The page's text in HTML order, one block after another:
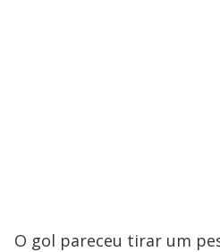
O gol pareceu tirar um